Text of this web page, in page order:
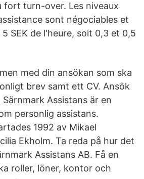
fort turn-over. Les niveaux
sont négociables et
SEK de l'heure, soit 0,3 et 0,5
med din ansökan som ska
brev samt ett CV. Ansök
Assistans är en
personlig assistans.
1992 av Mikael
Ekholm. Ta reda på hur det
Assistans AB. Få en
roller, löner, kontor och